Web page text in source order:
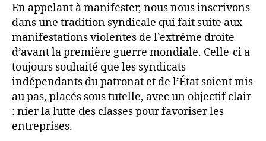
En appelant à manifester, nous nous inscrivons
dans une tradition syndicale qui fait suite aux
manifestations violentes de l’extrême droite
d’avant la première guerre mondiale. Celle-ci a
toujours souhaité que les syndicats
indépendants du patronat et de l’État soient mis
au pas, placés sous tutelle, avec un objectif clair
: nier la lutte des classes pour favoriser les
entreprises.